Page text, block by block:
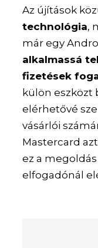
Az újítások
technológia,
már egy
alkalmassá
fizetések
külön eszközt
elérhetővé
vásárlói
Mastercard
ez a
elfogadónál